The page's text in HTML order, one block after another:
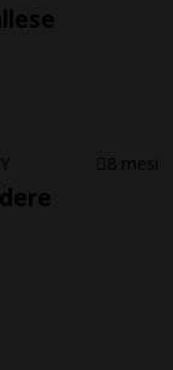
8 mesi